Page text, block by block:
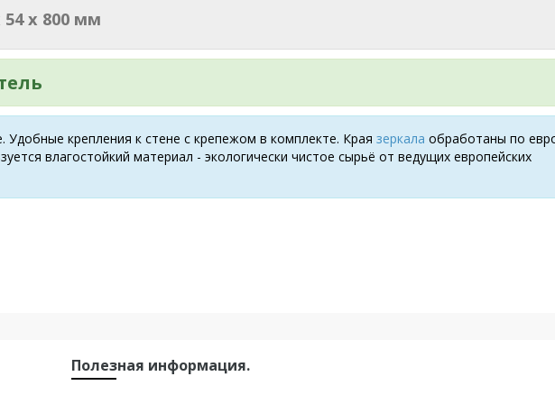
x 800 мм
Удобные крепления к стене с крепежом в комплекте. Края зеркала обработаны по
влагостойкий материал - экологически чистое сырьё от ведущих европейских
Полезная информация.